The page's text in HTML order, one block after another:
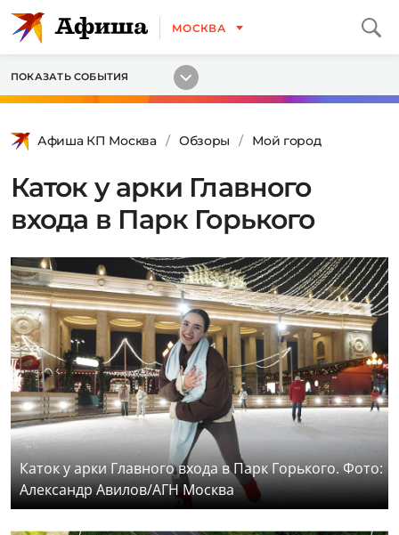
МОСКВА
ПОКАЗАТЬ СОБЫТИЯ
Афиша КП Москва Обзоры Мой город
Каток у арки Главного
входа в Парк Горького
Каток у арки Главного входа в Парк Горького. Фото:
Александр Авилов/АГН Москва